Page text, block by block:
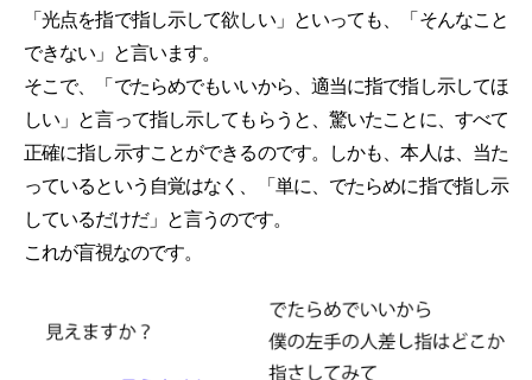
「光点を指で指し示して欲しい」といっても、「そんなこと
できない」と言います。
そこで、「でたらめでもいいから、適当に指で指し示してほ
しい」と言って指し示してもらうと、驚いたことに、すべて
正確に指し示すことができるのです。しかも、本人は、当た
っているという自覚はなく、「単に、でたらめに指で指し示
しているだけだ」と言うのです。
これが盲視なのです。